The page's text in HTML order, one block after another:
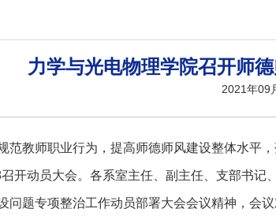
力学与光电物理学院召开师
2021年09
教师职业行为，提高师德师风建设整体水平
开动员大会。各系室主任、副主任、支部书记
题专项整治工作动员部署大会会议精神，会